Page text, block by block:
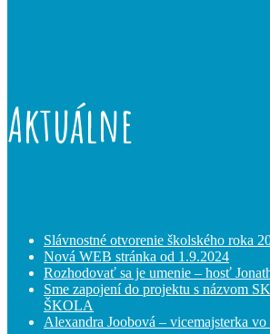
Aktuálne
Slávnostné otvorenie školského roka
Nová WEB stránka od 1.9.2024
Rozhodovať sa je umenie – hosť
Sme zapojení do projektu s názvom
ŠKOLA
Alexandra Joobová – vicemajsterka vo